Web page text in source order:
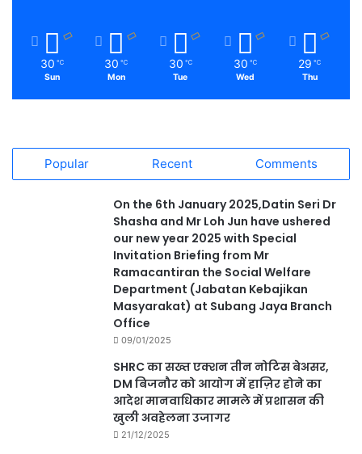
30 ℃
Sun
30 ℃
Mon
30 ℃
Tue
30 ℃
Wed
29 ℃
Thu
Popular Recent Comments
On the 6th January 2025,Datin Seri Dr
Shasha and Mr Loh Jun have ushered
our new year 2025 with Special
Invitation Briefing from Mr
Ramacantiran the Social Welfare
Department (Jabatan Kebajikan
Masyarakat) at Subang Jaya Branch
Office
09/01/2025
SHRC का सख्त एक्शन तीन नोटिस बेअसर,
DM बिजनौर को आयोग में हाज़िर होने का
आदेश मानवाधिकार मामले में प्रशासन की
खुली अवहेलना उजागर
21/12/2025